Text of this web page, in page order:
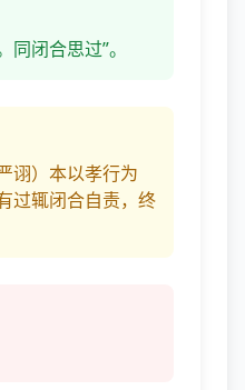
闭合思过”。
诩）本以孝行为
过辄闭合自责，终